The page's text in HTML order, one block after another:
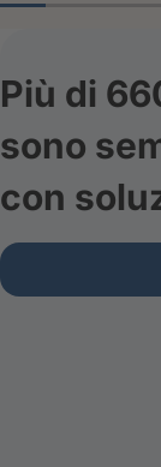
Più di
sono
con